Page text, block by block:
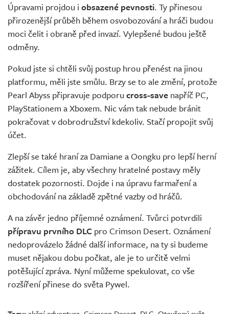
Úpravami projdou i obsazené pevnosti. Ty přinesou
přirozenější průběh během osvobozování a hráči budou
moci čelit i obraně před invazí. Vylepšené budou ještě
odměny.
Pokud jste si chtěli svůj postup hrou přenést na jinou
platformu, měli jste smůlu. Brzy se to ale změní, protože
Pearl Abyss připravuje podporu cross-save napříč PC,
PlayStationem a Xboxem. Nic vám tak nebude bránit
pokračovat v dobrodružství kdekoliv. Stačí propojit svůj
účet.
Zlepší se také hraní za Damiane a Oongku pro lepší herní
zážitek. Cílem je, aby všechny hratelné postavy měly
dostatek pozornosti. Dojde i na úpravu farmaření a
obchodování na základě zpětné vazby od hráčů.
A na závěr jedno příjemné oznámení. Tvůrci potvrdili
přípravu prvního DLC pro Crimson Desert. Oznámení
nedoprovázelo žádné další informace, na ty si budeme
muset nějakou dobu počkat, ale je to určitě velmi
potěšující zpráva. Nyní můžeme spekulovat, co vše
rozšíření přinese do světa Pywel.